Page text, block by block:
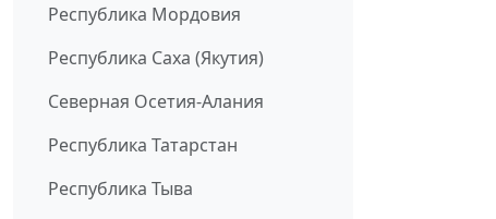
Республика Мордовия
Республика Саха (Якутия)
Северная Осетия-Алания
Республика Татарстан
Республика Тыва